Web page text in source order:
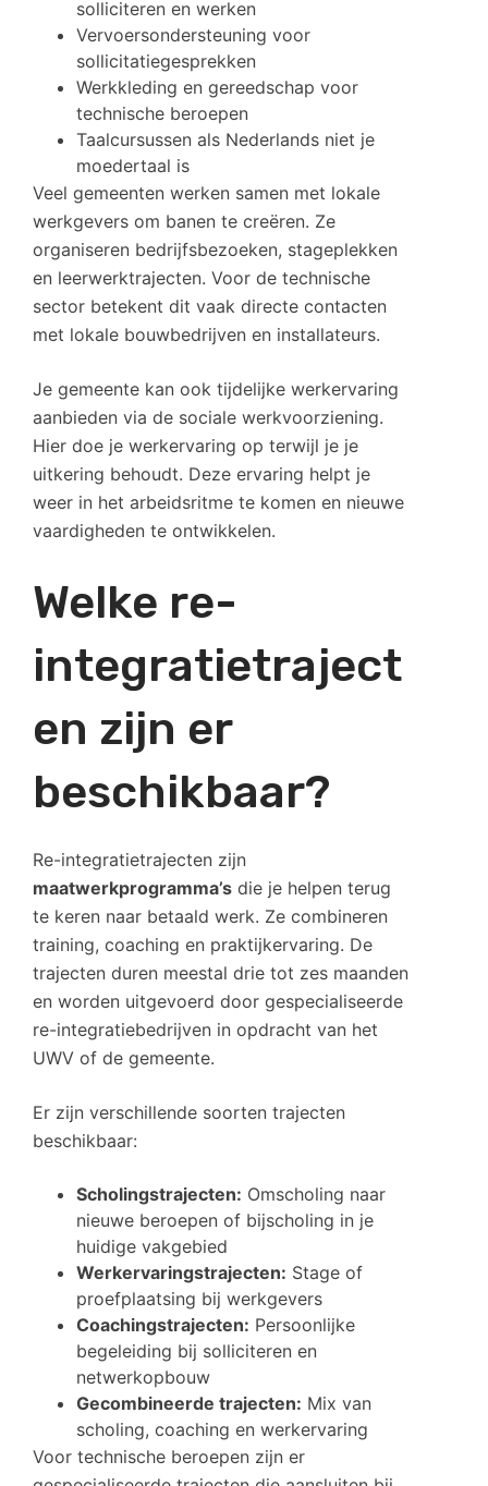
solliciteren en werken
Vervoersondersteuning voor
sollicitatiegesprekken
Werkkleding en gereedschap voor
technische beroepen
Taalcursussen als Nederlands niet je
moedertaal is
Veel gemeenten werken samen met lokale
werkgevers om banen te creëren. Ze
organiseren bedrijfsbezoeken, stageplekken
en leerwerktrajecten. Voor de technische
sector betekent dit vaak directe contacten
met lokale bouwbedrijven en installateurs.
Je gemeente kan ook tijdelijke werkervaring
aanbieden via de sociale werkvoorziening.
Hier doe je werkervaring op terwijl je je
uitkering behoudt. Deze ervaring helpt je
weer in het arbeidsritme te komen en nieuwe
vaardigheden te ontwikkelen.
Welke re-
integratietraject
en zijn er
beschikbaar?
Re-integratietrajecten zijn
maatwerkprogramma’s die je helpen terug
te keren naar betaald werk. Ze combineren
training, coaching en praktijkervaring. De
trajecten duren meestal drie tot zes maanden
en worden uitgevoerd door gespecialiseerde
re-integratiebedrijven in opdracht van het
UWV of de gemeente.
Er zijn verschillende soorten trajecten
beschikbaar:
Scholingstrajecten: Omscholing naar
nieuwe beroepen of bijscholing in je
huidige vakgebied
Werkervaringstrajecten: Stage of
proefplaatsing bij werkgevers
Coachingstrajecten: Persoonlijke
begeleiding bij solliciteren en
netwerkopbouw
Gecombineerde trajecten: Mix van
scholing, coaching en werkervaring
Voor technische beroepen zijn er